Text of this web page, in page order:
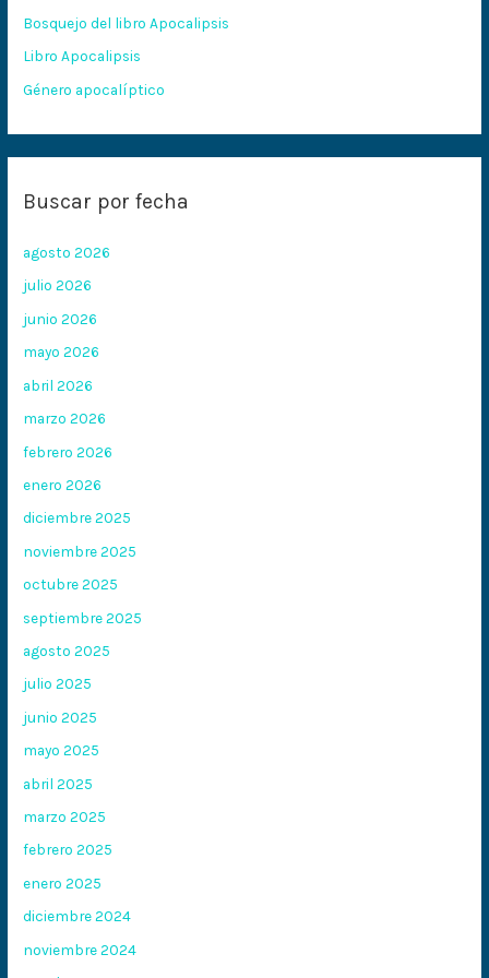
r
:
Bosquejo del libro Apocalipsis
Libro Apocalipsis
Género apocalíptico
Buscar por fecha
agosto 2026
julio 2026
junio 2026
mayo 2026
abril 2026
marzo 2026
febrero 2026
enero 2026
diciembre 2025
noviembre 2025
octubre 2025
septiembre 2025
agosto 2025
julio 2025
junio 2025
mayo 2025
abril 2025
marzo 2025
febrero 2025
enero 2025
diciembre 2024
noviembre 2024